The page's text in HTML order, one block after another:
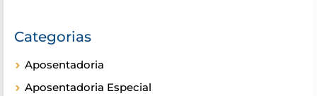
Categorias
Aposentadoria
Aposentadoria Especial